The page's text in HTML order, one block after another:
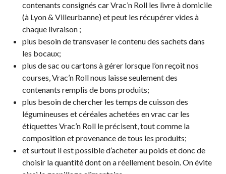
contenants consignés car Vrac’n Roll les livre à domicile
(à Lyon & Villeurbanne) et peut les récupérer vides à
chaque livraison ;
plus besoin de transvaser le contenu des sachets dans
les bocaux;
plus de sac ou cartons à gérer lorsque l’on reçoit nos
courses, Vrac’n Roll nous laisse seulement des
contenants remplis de bons produits;
plus besoin de chercher les temps de cuisson des
légumineuses et céréales achetées en vrac car les
étiquettes Vrac’n Roll le précisent, tout comme la
composition et provenance de tous les produits;
et surtout il est possible d’acheter au poids et donc de
choisir la quantité dont on a réellement besoin. On évite